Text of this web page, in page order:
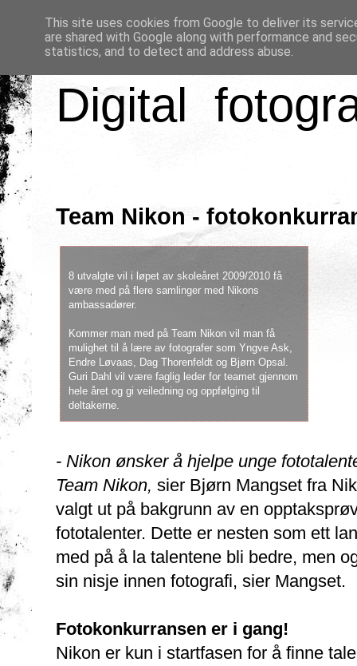
Digital
Team Nikon -
8 utvalgte vil i løpet av skoleåret 2009/2010 få
være med på flere samlinger med Nikons
ambassadører.
Kommer man med på Team Nikon vil man få
mulighet til å lære av fotografer som Yngve Ask,
Endre Løvaas, Dag Thorenfeldt og Bjørn Opsal.
Guri Dahl vil være faglig leder for teamet gjennom
hele året og gi veiledning og oppfølging til
deltakerne.
- Nikon ønsker å hjelpe unge
Team Nikon, sier Bjørn Mangset fra
valgt ut på bakgrunn av en
fototalenter. Dette er nesten som ett
med på å la talentene bli bedre, men
sin nisje innen fotografi, sier Mangset.
Fotokonkurransen er i gang!
Nikon er kun i startfasen for å finne
This site uses cookies from Google to deliver its
are shared with Google along with performance and
statistics, and to detect and address abuse.